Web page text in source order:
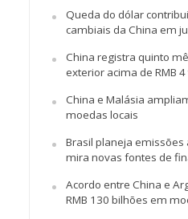
Queda do dólar
cambiais da China em
China registra quinto
exterior acima de RMB
China e Malásia
moedas locais
Brasil planeja emissões
mira novas fontes de
Acordo entre China e
RMB 130 bilhões em